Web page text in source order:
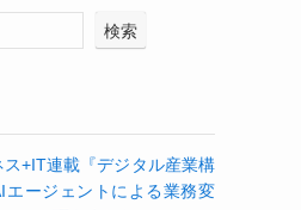
検索
ス+IT連載『デジタル産業構
エージェントによる業務変